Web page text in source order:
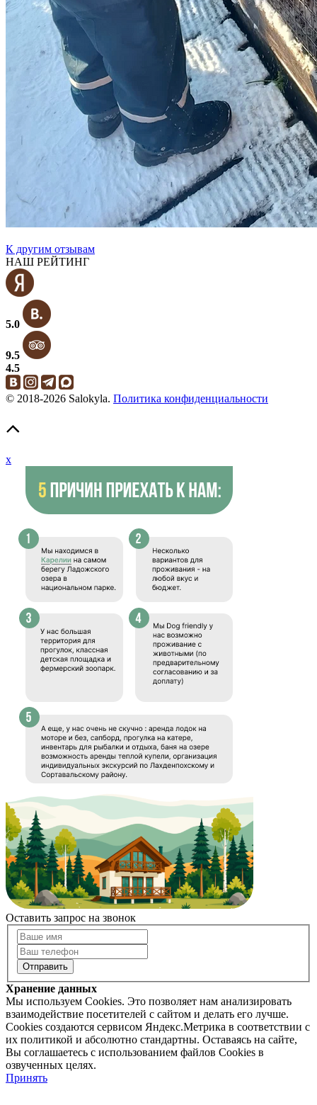
К другим отзывам
НАШ РЕЙТИНГ
5.0
9.5
4.5
© 2018-2026 Salokyla. Политика конфиденциальности
x
Оставить запрос на звонок
Хранение данных
Мы используем Cookies. Это позволяет нам анализировать
взаимодействие посетителей с сайтом и делать его лучше.
Cookies создаются сервисом Яндекс.Метрика в соответствии с
их политикой и абсолютно стандартны. Оставаясь на сайте,
Вы соглашаетесь с использованием файлов Cookies в
озвученных целях.
Принять